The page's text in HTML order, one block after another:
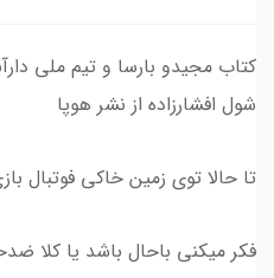
شول افشارزاده از نشر هوپا
تا حالا توی زمین خاکی فوتبال
فکر میکنی باحال باشد یا کلا